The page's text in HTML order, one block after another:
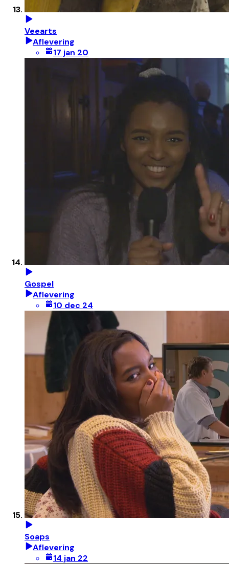
Veearts
Aflevering
17 jan 20
Gospel
Aflevering
10 dec 24
Soaps
Aflevering
14 jan 22